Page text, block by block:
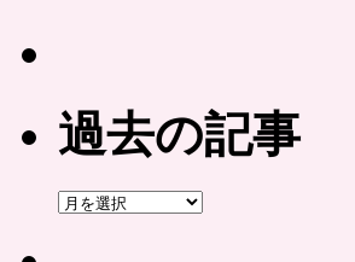
過去の記事
過